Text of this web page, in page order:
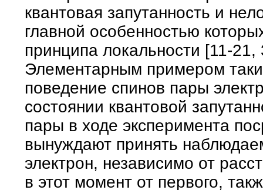
квантовая запутанность и
главной особенностью
принципа локальности [11-21,
Элементарным примером
поведение спинов пары
состоянии квантовой
пары в ходе эксперимента
вынуждают принять
электрон, независимо от
в этот момент от первого,